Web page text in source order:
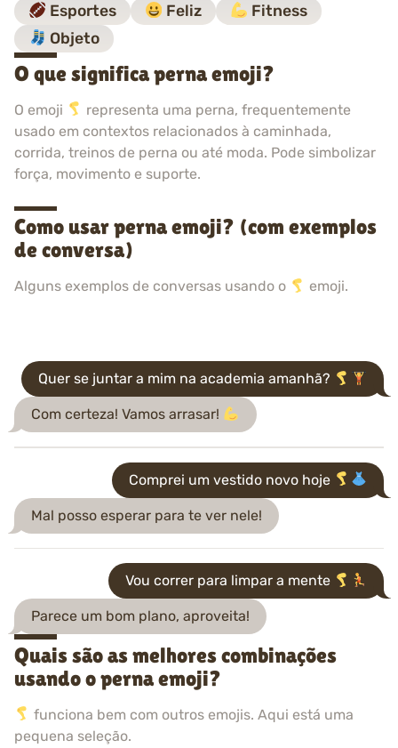
Esportes
Feliz
Fitness
Objeto
O que significa perna emoji?
O emoji
representa uma perna, frequentemente
usado em contextos relacionados à caminhada,
corrida, treinos de perna ou até moda. Pode simbolizar
força, movimento e suporte.
Como usar perna emoji? (com exemplos
de conversa)
Alguns exemplos de conversas usando o emoji.
Quer se juntar a mim na academia amanhã?
Com certeza! Vamos arrasar!
Comprei um vestido novo hoje
Mal posso esperar para te ver nele!
Vou correr para limpar a mente
Parece um bom plano, aproveita!
Quais são as melhores combinações
usando o perna emoji?
funciona bem com outros emojis. Aqui está uma
pequena seleção.